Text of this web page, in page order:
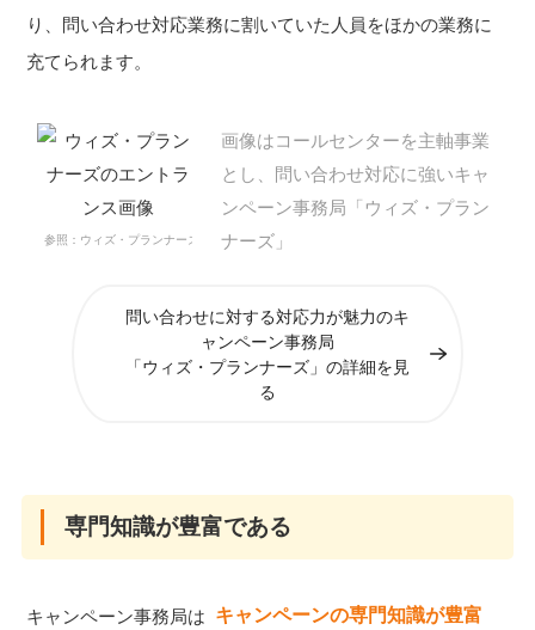
り、問い合わせ対応業務に割いていた人員をほかの業務に
充てられます。
参照：ウィズ・プランナーズ公式HP（https://eccall.jp/landing2）
画像はコールセンターを主軸事業
とし、問い合わせ対応に強いキャ
ンペーン事務局「ウィズ・プラン
ナーズ」
問い合わせに対する対応力が魅力のキ
ャンペーン事務局
「ウィズ・プランナーズ」の詳細を見
る
専門知識が豊富である
キャンペーン事務局は キャンペーンの専門知識が豊富